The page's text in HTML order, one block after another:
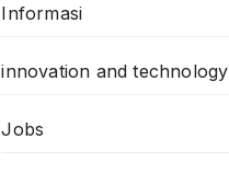
Informasi
innovation and technology
Jobs